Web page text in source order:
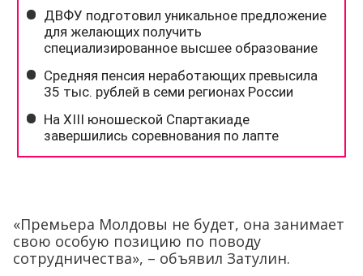
«Премьера Молдовы не будет, она занимает
свою особую позицию по поводу
сотрудничества», – объявил Затулин.